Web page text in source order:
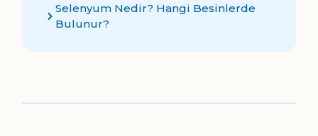
Selenyum Nedir? Hangi Besinlerde
Bulunur?